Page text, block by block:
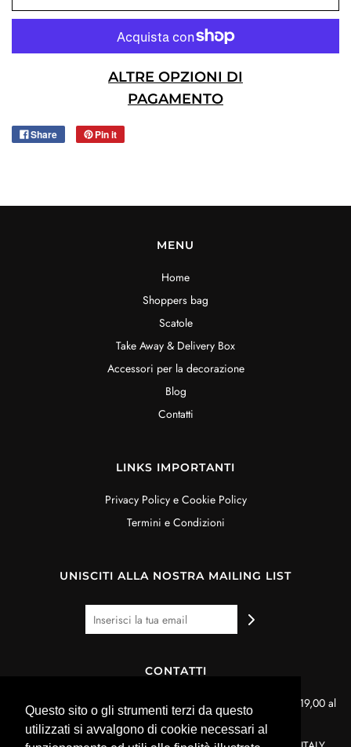
Questo sito o gli strumenti terzi da questo
utilizzati si avvalgono di cookie necessari al
ALTRE OPZIONI DI
PAGAMENTO
Share Pin it
MENU
Home
Shoppers bag
Scatole
Take Away & Delivery Box
Accessori per la decorazione
Blog
Contatti
LINKS IMPORTANTI
Privacy Policy e Cookie Policy
Termini e Condizioni
UNISCITI ALLA NOSTRA MAILING LIST
CONTATTI
Per informazioni dal lunedì al venerdì dalle ore 9,00 alle ore 19,00 al
seguente numero: 335 8480538.